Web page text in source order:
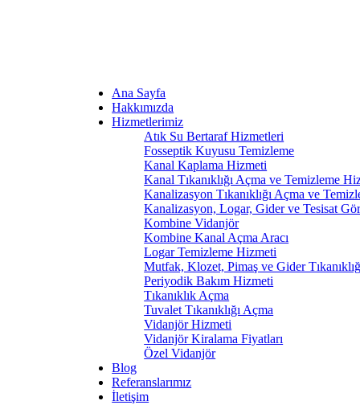
Ana Sayfa
Hakkımızda
Hizmetlerimiz
Atık Su Bertaraf Hizmetleri
Fosseptik Kuyusu Temizleme
Kanal Kaplama Hizmeti
Kanal Tıkanıklığı Açma ve Temizleme
Kanalizasyon Tıkanıklığı Açma ve
Kanalizasyon, Logar, Gider ve Tesisat
Kombine Vidanjör
Kombine Kanal Açma Aracı
Logar Temizleme Hizmeti
Mutfak, Klozet, Pimaş ve Gider
Periyodik Bakım Hizmeti
Tıkanıklık Açma
Tuvalet Tıkanıklığı Açma
Vidanjör Hizmeti
Vidanjör Kiralama Fiyatları
Özel Vidanjör
Blog
Referanslarımız
İletişim